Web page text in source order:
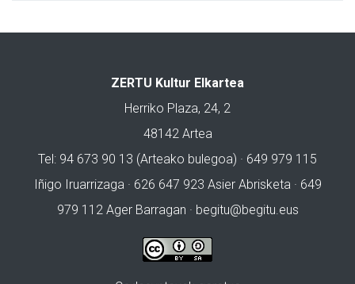
ZERTU Kultur Elkartea
Herriko Plaza, 24, 2
48142 Artea
Tel: 94 673 90 13 (Arteako bulegoa) · 649 979 115
Iñigo Iruarrizaga · 626 647 923 Asier Abrisketa · 649
979 112 Ager Barragan · begitu@begitu.eus